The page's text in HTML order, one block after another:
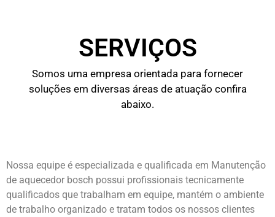
SERVIÇOS
Somos uma empresa orientada para fornecer
soluções em diversas áreas de atuação confira
abaixo.
Nossa equipe é especializada e qualificada em Manutenção
de aquecedor bosch possui profissionais tecnicamente
qualificados que trabalham em equipe, mantém o ambiente
de trabalho organizado e tratam todos os nossos clientes